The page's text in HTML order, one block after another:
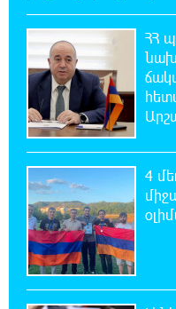
11:43:15 6-08-
զարգացած մարդու.
11:39:05 6-08-
11:34:10 6-08-
ավտոմայրուղու
ՀՀ
4